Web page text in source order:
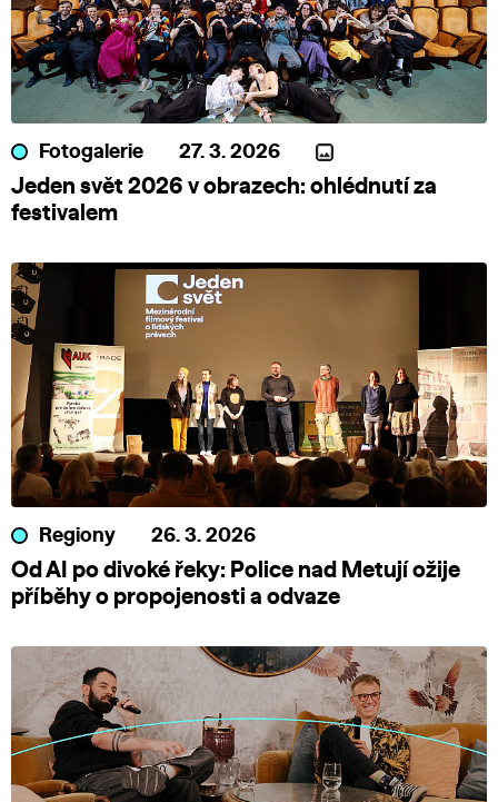
Fotogalerie 27. 3. 2026
Jeden svět 2026 v obrazech: ohlédnutí za
festivalem
Regiony 26. 3. 2026
Od AI po divoké řeky: Police nad Metují ožije
příběhy o propojenosti a odvaze